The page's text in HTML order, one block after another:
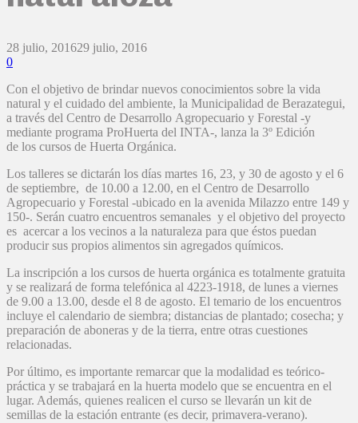
28 julio, 201629 julio, 2016
0
Con el objetivo de brindar nuevos conocimientos sobre la vida
natural y el cuidado del ambiente, la Municipalidad de Berazategui,
a través del Centro de Desarrollo Agropecuario y Forestal -y
mediante programa ProHuerta del INTA-, lanza la 3º Edición
de los cursos de Huerta Orgánica.
Los talleres se dictarán los días martes 16, 23, y 30 de agosto y el 6
de septiembre, de 10.00 a 12.00, en el Centro de Desarrollo
Agropecuario y Forestal -ubicado en la avenida Milazzo entre 149 y
150-. Serán cuatro encuentros semanales y el objetivo del proyecto
es acercar a los vecinos a la naturaleza para que éstos puedan
producir sus propios alimentos sin agregados químicos.
La inscripción a los cursos de huerta orgánica es totalmente gratuita
y se realizará de forma telefónica al 4223-1918, de lunes a viernes
de 9.00 a 13.00, desde el 8 de agosto. El temario de los encuentros
incluye el calendario de siembra; distancias de plantado; cosecha; y
preparación de aboneras y de la tierra, entre otras cuestiones
relacionadas.
Por último, es importante remarcar que la modalidad es teórico-
práctica y se trabajará en la huerta modelo que se encuentra en el
lugar. Además, quienes realicen el curso se llevarán un kit de
semillas de la estación entrante (es decir, primavera-verano).